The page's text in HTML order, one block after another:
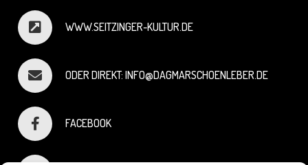
WWW.SEITZINGER-KULTUR.DE
ODER DIREKT: INFO@DAGMARSCHOENLEBER.DE
FACEBOOK